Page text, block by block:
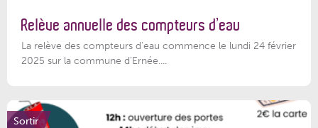
Relève annuelle des compteurs d’eau
La relève des compteurs d'eau commence le lundi 24 février
2025 sur la commune d’Ernée....
Sortir